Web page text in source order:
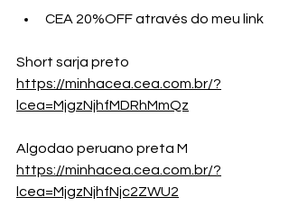
CEA 20%OFF através do meu link
Short sarja preto
https://minhacea.cea.com.br/?
lcea=MjgzNjhfMDRhMmQz
Algodao peruano preta M
https://minhacea.cea.com.br/?
lcea=MjgzNjhfNjc2ZWU2